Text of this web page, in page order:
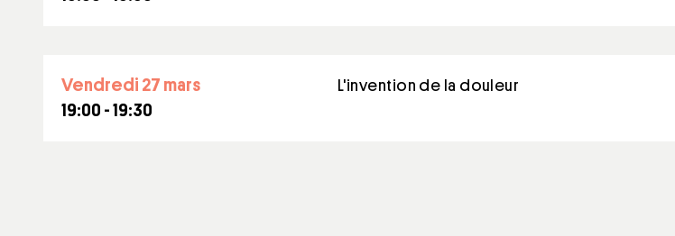
vendredi 27 mars
19:00 - 19:30
L'invention de la douleur